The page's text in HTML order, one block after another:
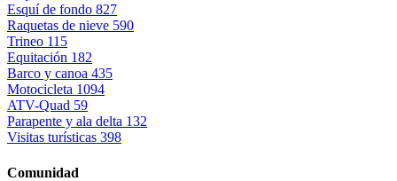
Esquí de fondo 827
Raquetas de nieve 590
Trineo 115
Equitación 182
Barco y canoa 435
Motocicleta 1094
ATV-Quad 59
Parapente y ala delta 132
Visitas turísticas 398
Comunidad